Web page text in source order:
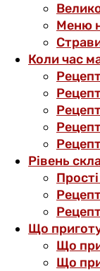
Меню
Коли час
Рівень
Що
Що
Що